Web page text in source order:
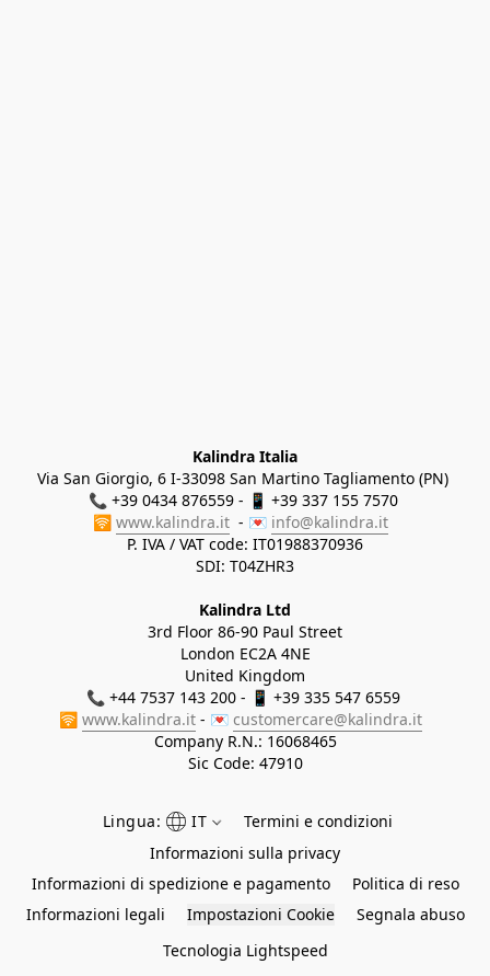
Kalindra Italia
Via San Giorgio, 6 I-33098 San Martino Tagliamento (PN)
📞 +39 0434 876559 - 📱 +39 337 155 7570
🛜 www.kalindra.it
  - 💌
info@kalindra.it
P. IVA / VAT code: IT01988370936
SDI: T04ZHR3
Kalindra Ltd
3rd Floor 86-90 Paul Street
London EC2A 4NE
United Kingdom
📞 +44 7537 143 200 - 📱 +39 335 547 6559
🛜 www.kalindra.it - 💌 customercare@kalindra.it
Company R.N.: 16068465
Sic Code: 47910
Lingua: IT
Termini e condizioni
Informazioni sulla privacy
Informazioni di spedizione e pagamento
Politica di reso
Informazioni legali
Impostazioni Cookie
Segnala abuso
Tecnologia Lightspeed